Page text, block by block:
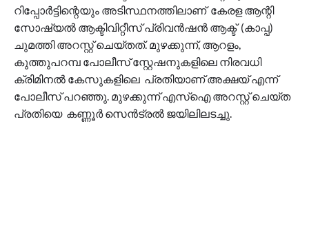
റിപ്പോർട്ടിന്റെയും അടിസ്ഥനത്തിലാണ് കേരള ആന്റി
സോഷ്യൽ ആക്ടിവിറ്റീസ് പ്രിവൻഷൻ ആക്ട് (കാപ്പ)
ചുമത്തി അറസ്റ്റ് ചെയ്തത്. മുഴക്കുന്ന്, ആറളം,
കുത്തുപറമ്പ പോലീസ് സ്റ്റേഷനുകളിലെ നിരവധി
ക്രിമിനൽ കേസുകളിലെ പ്രതിയാണ് അക്ഷയ് എന്ന്
പോലീസ് പറഞ്ഞു. മുഴക്കുന്ന് എസ്‌ഐ അറസ്റ്റ് ചെയ്ത
പ്രതിയെ കണ്ണൂർ സെൻട്രൽ ജയിലിലടച്ചു.